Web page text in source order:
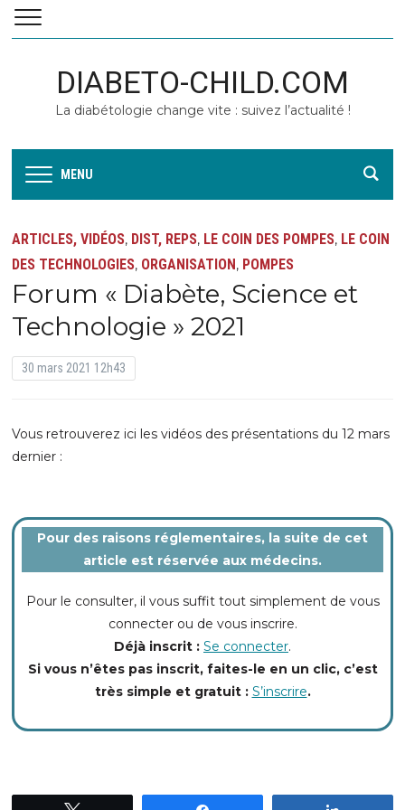
DIABETO-CHILD.COM
La diabétologie change vite : suivez l’actualité !
MENU
ARTICLES, VIDÉOS, DIST, REPS, LE COIN DES POMPES, LE COIN
DES TECHNOLOGIES, ORGANISATION, POMPES
Forum « Diabète, Science et
Technologie » 2021
30 mars 2021 12h43
Vous retrouverez ici les vidéos des présentations du 12 mars
dernier :
Pour des raisons réglementaires, la suite de cet
article est réservée aux médecins.
Pour le consulter, il vous suffit tout simplement de vous
connecter ou de vous inscrire.
Déjà inscrit : Se connecter.
Si vous n’êtes pas inscrit, faites-le en un clic, c’est
très simple et gratuit : S’inscrire.